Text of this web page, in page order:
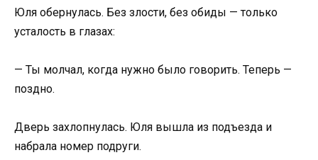
Юля обернулась. Без злости, без обиды — только
усталость в глазах:
— Ты молчал, когда нужно было говорить. Теперь —
поздно.
Дверь захлопнулась. Юля вышла из подъезда и
набрала номер подруги.